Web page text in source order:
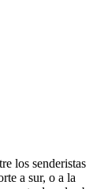
los senderistas
a sur, o a la